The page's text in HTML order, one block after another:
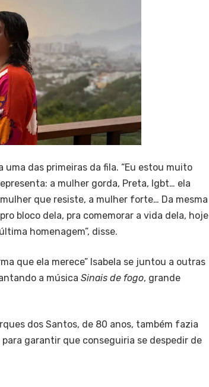
das primeiras da fila. “Eu estou muito
a mulher gorda, Preta, lgbt… ela
que resiste, a mulher forte… Da mesma
bloco dela, pra comemorar a vida dela, hoje
homenagem”, disse.
que ela merece” Isabela se juntou a outras
a música Sinais de fogo, grande
dos Santos, de 80 anos, também fazia
garantir que conseguiria se despedir de